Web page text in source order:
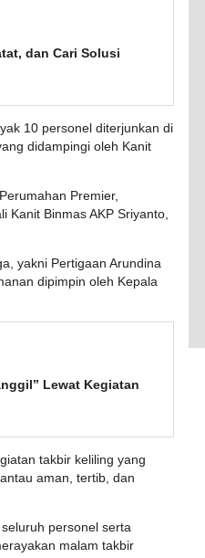
dan Cari Solusi
10 personel diterjunkan di
didampingi oleh Kanit
Premier,
Kanit Binmas AKP Sriyanto,
yakni Pertigaan Arundina
dipimpin oleh Kepala
Lewat Kegiatan
takbir keliling yang
aman, tertib, dan
personel serta
malam takbir